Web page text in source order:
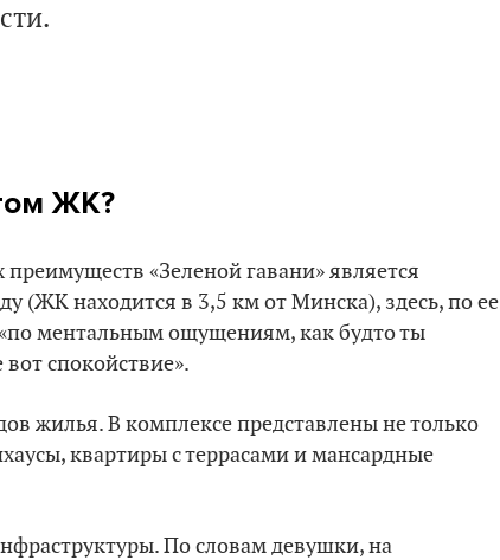
ЖК?
«Зеленой гавани» является
(ЖК находится в 3,5 км от Минска), здесь, по ее
ментальным ощущениям, как будто ты
спокойствие».
жилья. В комплексе представлены не только
квартиры с террасами и мансардные
По словам девушки, на